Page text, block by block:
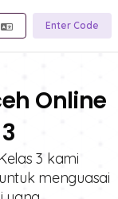
Enter Code
Online
3 kami
menguasai